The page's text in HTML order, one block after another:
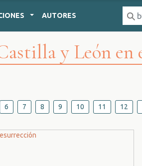
AUTORES
y León en
6 7 8 9 10 11 12